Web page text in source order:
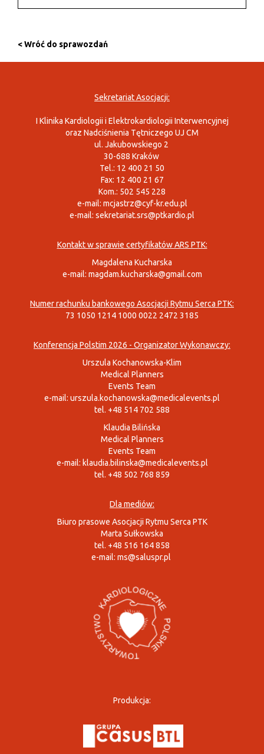
< Wróć do sprawozdań
Sekretariat Asocjacji:
I Klinika Kardiologii i Elektrokardiologii Interwencyjnej
oraz Nadciśnienia Tętniczego UJ CM
ul. Jakubowskiego 2
30-688 Kraków
Tel.: 12 400 21 50
Fax: 12 400 21 67
Kom.: 502 545 228
e-mail: mcjastrz@cyf-kr.edu.pl
e-mail: sekretariat.srs@ptkardio.pl
Kontakt w sprawie certyfikatów ARS PTK:
Magdalena Kucharska
e-mail: magdam.kucharska@gmail.com
Numer rachunku bankowego Asocjacji Rytmu Serca PTK:
73 1050 1214 1000 0022 2472 3185
Konferencja Polstim 2026 - Organizator Wykonawczy:
Urszula Kochanowska-Klim
Medical Planners
Events Team
e-mail: urszula.kochanowska@medicalevents.pl
tel. +48 514 702 588
Klaudia Bilińska
Medical Planners
Events Team
e-mail: klaudia.bilinska@medicalevents.pl
tel. +48 502 768 859
Dla mediów:
Biuro prasowe Asocjacji Rytmu Serca PTK
Marta Sułkowska
tel. +48 516 164 858
e-mail: ms@saluspr.pl
Produkcja: